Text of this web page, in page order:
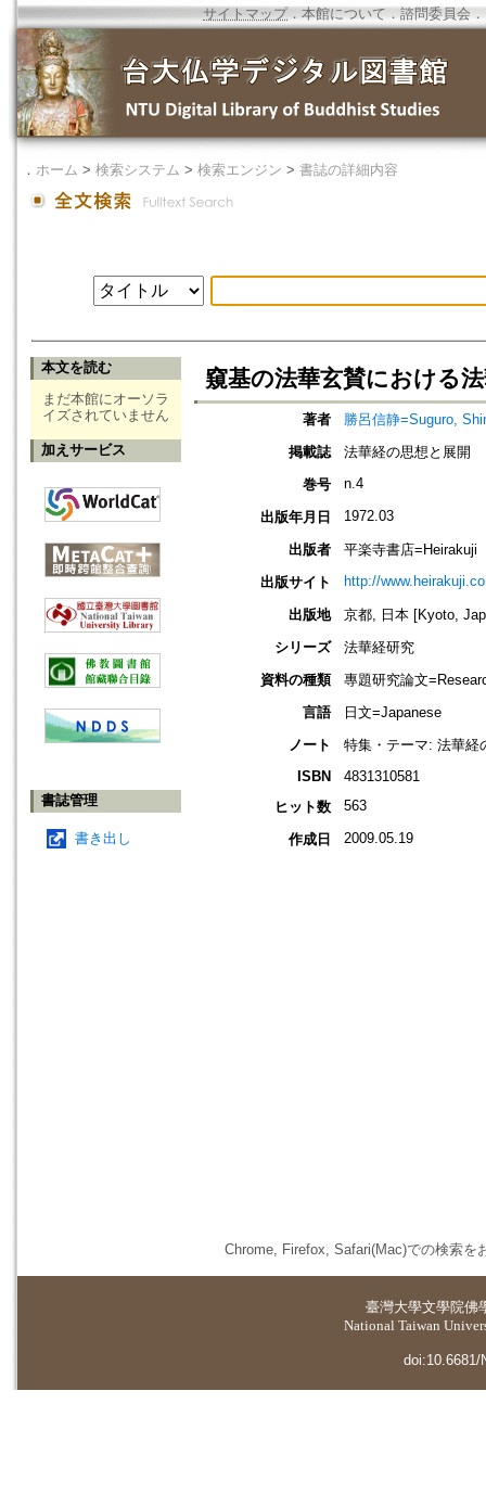
サイトマップ．本館について ． 諮問委員会 ．
． ホーム > 検索システム > 検索エンジン > 書誌の詳細内容
本文を読む
まだ本館にオーソラ
イズされていません
加えサービス
書誌管理
書き出し
窺基の法華玄賛における
著者
勝呂信静=Suguro,
掲載誌
法華経の思想と展開
巻号
n.4
出版年月日 1972.03
出版者
平楽寺書店=Heirakuji
出版サイト
http://
出版地
京都, 日本 [Kyoto,
シリーズ
法華経研究
資料の種類
專題研究論文
言語
日文=Japanese
ノート
特集・テーマ: 法華経
ISBN
4831310581
ヒット数
563
作成日 2009.05.19
Chrome, Firefox, Safari(Mac)での検索を
臺灣大學文學院佛
National Taiwan
doi:10.6681/